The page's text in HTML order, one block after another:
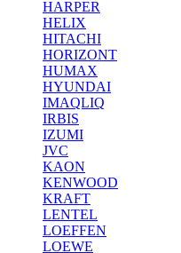
HARPER
HELIX
HITACHI
HORIZONT
HUMAX
HYUNDAI
IMAQLIQ
IRBIS
IZUMI
JVC
KAON
KENWOOD
KRAFT
LENTEL
LOEFFEN
LOEWE